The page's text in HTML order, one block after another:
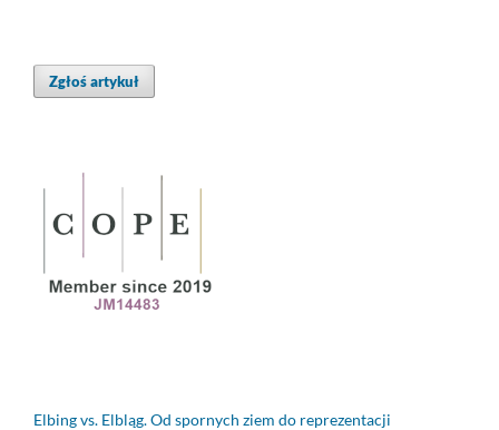
Zgłoś artykuł
Elbing vs. Elbląg. Od spornych ziem do reprezentacji